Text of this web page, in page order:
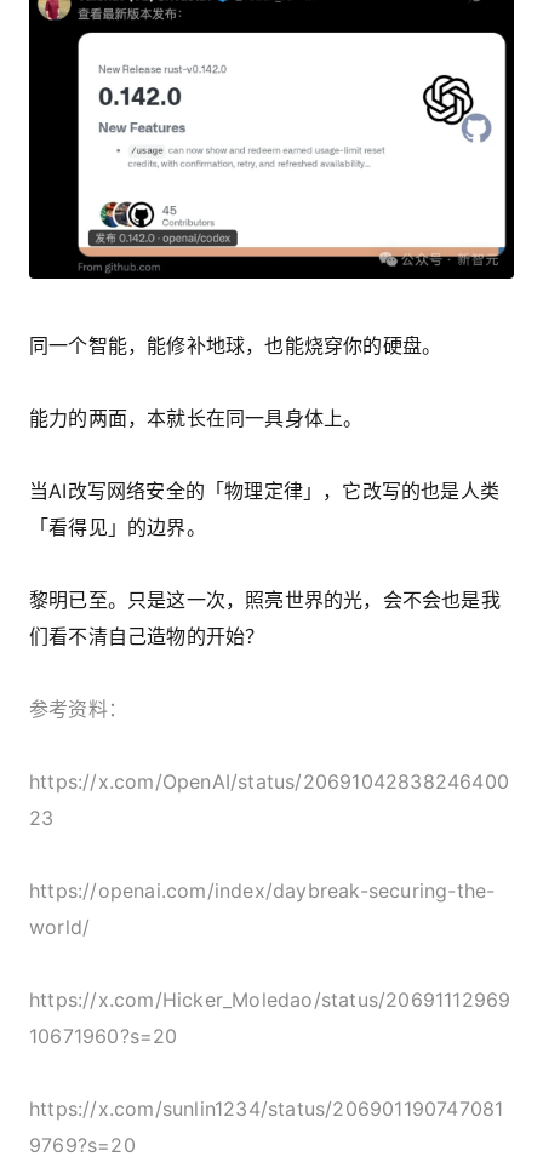
同一个智能，能修补地球，也能烧穿你的硬盘。
能力的两面，本就长在同一具身体上。
当AI改写网络安全的「物理定律」，它改写的也是人类
「看得见」的边界。
黎明已至。只是这一次，照亮世界的光，会不会也是我
们看不清自己造物的开始？
参考资料：
https://x.com/OpenAI/status/20691042838246400
23
https://openai.com/index/daybreak-securing-the-
world/
https://x.com/Hicker_Moledao/status/20691112969
10671960?s=20
https://x.com/sunlin1234/status/206901190747081
9769?s=20